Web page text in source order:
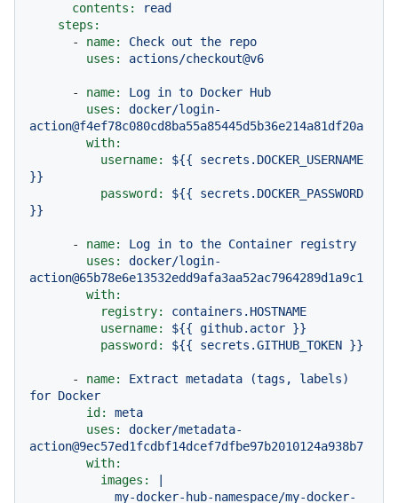
contents:
read
steps:
-
name: Check out the
repo
uses:
actions/checkout@v6
- name: Log in to Docker Hub
uses:
docker/login-
action@f4ef78c080cd8ba55a85445d5b36e214a81df20a
with:
username:
${{
secrets.DOCKER_USERNAME
}}
password:
${{
secrets.DOCKER_PASSWORD
}}
- name: Log in to the Container
registry
uses:
docker/login-
action@65b78e6e13532edd9afa3aa52ac7964289d1a9c1
with:
registry:
containers.HOSTNAME
username:
${{ github.actor }}
password:
${{ secrets.GITHUB_TOKEN }}
- name: Extract metadata (tags,
labels)
for Docker
id:
meta
uses:
docker/metadata-
action@9ec57ed1fcdbf14dcef7dfbe97b2010124a938b7
with:
images: